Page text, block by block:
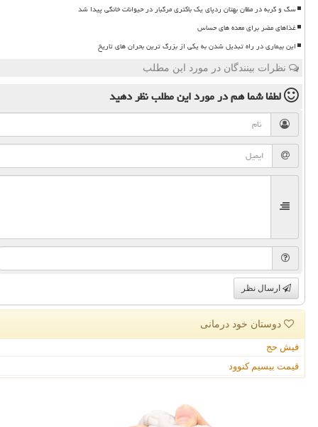
سگ و گربه در مظان بهتان ردپای یک باکتری مرگبار در حیوانات خانگی پیدا شد
غذاهای مضر برای معده های حساس
این بیماری در راه تبدیل شدن به یکی از بزرگ ترین بحران های تاریخ
نظرات بینندگان در مورد این مطلب
لطفا شما همدر مورد این مطلبنظر دهید
ارسال نظر
دوستان خود درمانی
فیش حج
قیمت بیسیم کنوود